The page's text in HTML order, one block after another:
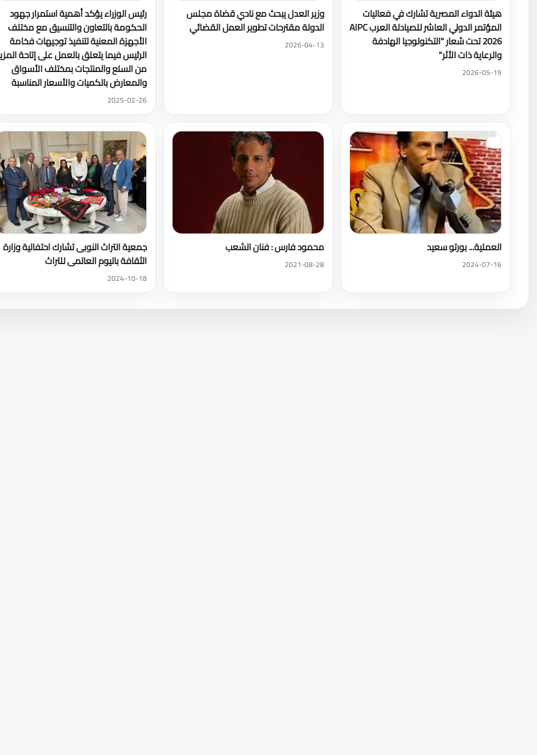
هيئة الدواء المصرية تشارك في فعاليات
المؤتمر الدولي العاشر للصيادلة العرب AIPC
2026 تحت شعار "التكنولوجيا الهادفة
والرعاية ذات الأثر"
2026-05-19
وزير العدل يبحث مع نادي قضاة مجلس
الدولة مقترحات تطوير العمل القضائي
2026-04-13
رئيس الوزراء يؤكد أهمية استمرار جهود
الحكومة بالتعاون والتنسيق مع مختلف
الأجهزة المعنية لتنفيذ توجيهات فخامة
الرئيس فيما يتعلق بالعمل على إتاحة
من السلع والمنتجات بمختلف الأسواق
والمعارض بالكميات والأسعار المناسبة
2025-02-26
العملية... بورتو سعيد
2024-07-16
محمود فارس : فنان الشعب
2021-08-28
جمعية التراث النوبى تشارك احتفالية وزارة
الثقافة باليوم العالمى للتراث
2024-10-18